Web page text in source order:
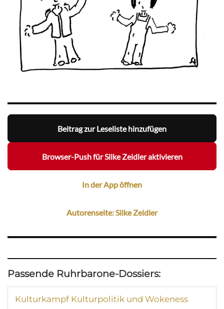
Beitrag zur Leseliste hinzufügen
Browser-Push für Silke Zeidler aktivieren
In der App öffnen
Autorenseite: Silke Zeidler
Passende Ruhrbarone-Dossiers:
Kulturkampf Kulturpolitik und Wokeness